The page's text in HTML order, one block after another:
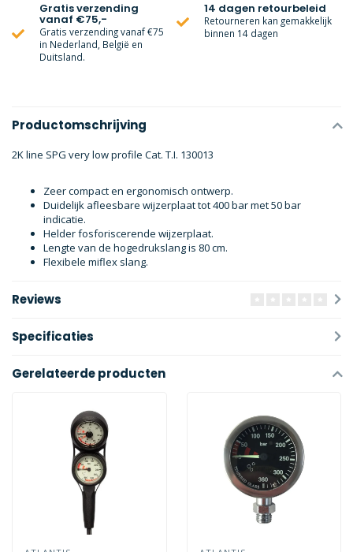
Gratis verzending
vanaf €75,-
Gratis verzending vanaf €75
in Nederland, België en
Duitsland.
14 dagen retourbeleid
Retourneren kan gemakkelijk
binnen 14 dagen
Productomschrijving
2K line SPG very low profile Cat. T.I. 130013
Zeer compact en ergonomisch ontwerp.
Duidelijk afleesbare wijzerplaat tot 400 bar met 50 bar
indicatie.
Helder fosforiscerende wijzerplaat.
Lengte van de hogedrukslang is 80 cm.
Flexibele miflex slang.
Reviews
Specificaties
Gerelateerde producten